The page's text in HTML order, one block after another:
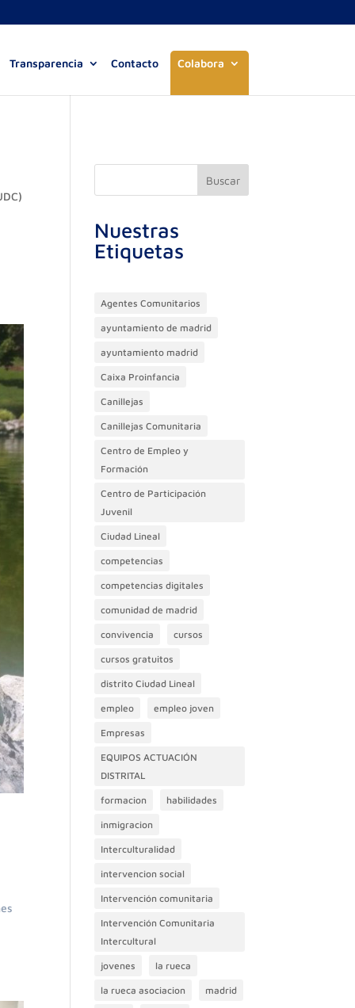
Transparencia Contacto Colabora
Buscar
Nuestras
Etiquetas
Agentes Comunitarios
ayuntamiento de madrid
ayuntamiento madrid
Caixa Proinfancia
Canillejas
Canillejas Comunitaria
Centro de Empleo y
Formación
Centro de Participación
Juvenil
Ciudad Lineal
competencias
competencias digitales
comunidad de madrid
convivencia cursos
cursos gratuitos
distrito Ciudad Lineal
empleo empleo joven
Empresas
EQUIPOS ACTUACIÓN
DISTRITAL
formacion habilidades
inmigracion
Interculturalidad
intervencion social
Intervención comunitaria
Intervención Comunitaria
Intercultural
jovenes la rueca
la rueca asociacion madrid